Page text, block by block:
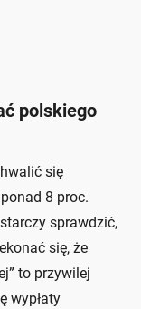
polskiego
się
8 proc.
sprawdzić,
się, że
to przywilej
wypłaty